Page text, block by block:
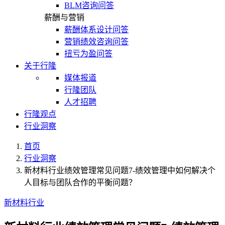
BLM咨询问答
薪酬与营销
薪酬体系设计问答
营销绩效咨询问答
扭亏为盈问答
关于行隆
媒体报道
行隆团队
人才招聘
行隆观点
行业洞察
首页
行业洞察
新材料行业绩效管理常见问题7-绩效管理中如何解决个
人目标与团队合作的平衡问题？
新材料行业